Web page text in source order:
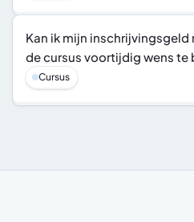
Kan ik mijn inschrijvingsgeld
de cursus voortijdig wens te
Cursus